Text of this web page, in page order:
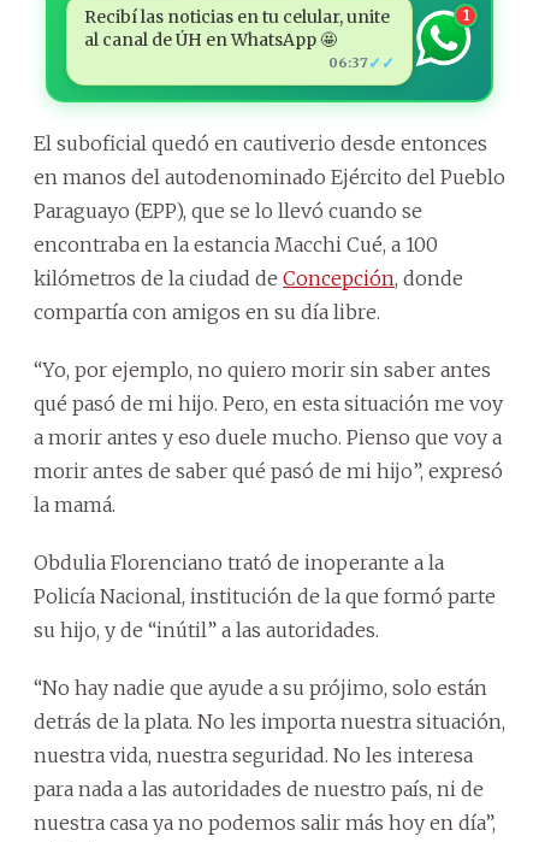
Recibí las noticias en tu celular, unite
al canal de ÚH en WhatsApp 🤩
06:37 ✓✓
1
El suboficial quedó en cautiverio desde entonces
en manos del autodenominado Ejército del Pueblo
Paraguayo (EPP), que se lo llevó cuando se
encontraba en la estancia Macchi Cué, a 100
kilómetros de la ciudad de Concepción, donde
compartía con amigos en su día libre.
“Yo, por ejemplo, no quiero morir sin saber antes
qué pasó de mi hijo. Pero, en esta situación me voy
a morir antes y eso duele mucho. Pienso que voy a
morir antes de saber qué pasó de mi hijo”, expresó
la mamá.
Obdulia Florenciano trató de inoperante a la
Policía Nacional, institución de la que formó parte
su hijo, y de “inútil” a las autoridades.
“No hay nadie que ayude a su prójimo, solo están
detrás de la plata. No les importa nuestra situación,
nuestra vida, nuestra seguridad. No les interesa
para nada a las autoridades de nuestro país, ni de
nuestra casa ya no podemos salir más hoy en día”,